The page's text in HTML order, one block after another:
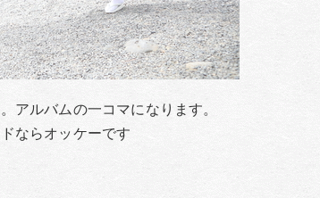
アルバムの一コマになります。
ならオッケーです